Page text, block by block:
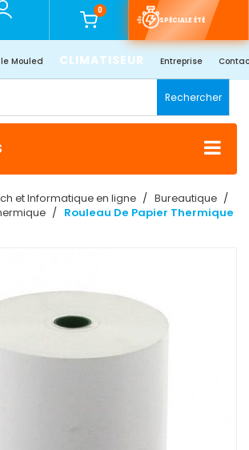
0
SPÉCIALE ÉTÉ
Mouled CLIMATISEUR Entreprise
Rechercher
et Informatique en ligne
Bureautique
Rouleau De Papier Thermique